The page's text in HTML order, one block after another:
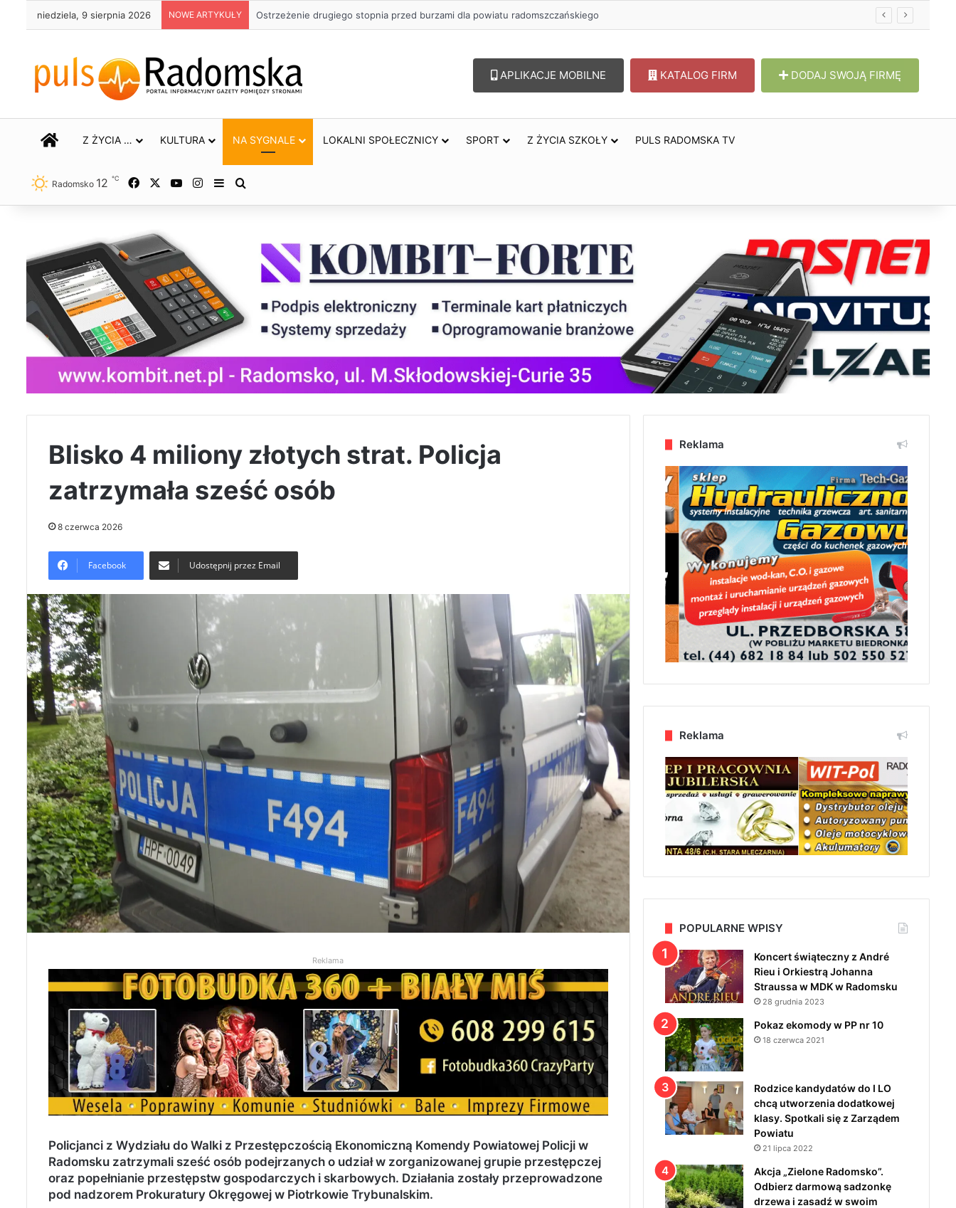
niedziela, 9 sierpnia 2026 NOWE ARTYKUŁY Około 90 tys. zł na szkolenia pracowników. PUP w Radomsku ogłasza nabór wniosków
APLIKACJE MOBILNE KATALOG FIRM DODAJ SWOJĄ FIRMĘ
STRONA GŁÓWNA
Z ŻYCIA … KULTURA NA SYGNALE LOKALNI SPOŁECZNICY SPORT Z ŻYCIA SZKOŁY PULS RADOMSKA TV
Radomsko 12 ℃ Facebook YouTubeInstagram
Sidebar
Blisko 4 miliony złotych strat. Policja
zatrzymała sześć osób
8 czerwca 2026
Facebook Udostępnij przez Email
Reklama
Policjanci z Wydziału do Walki z Przestępczością Ekonomiczną Komendy Powiatowej Policji w
Radomsku zatrzymali sześć osób podejrzanych o udział w zorganizowanej grupie przestępczej
oraz popełnianie przestępstw gospodarczych i skarbowych. Działania zostały przeprowadzone
pod nadzorem Prokuratury Okręgowej w Piotrkowie Trybunalskim.
Reklama
Reklama
POPULARNE WPISY
Koncert świąteczny z André
Rieu i Orkiestrą Johanna
Straussa w MDK w Radomsku
28 grudnia 2023
Pokaz ekomody w PP nr 10
18 czerwca 2021
Rodzice kandydatów do I LO
chcą utworzenia dodatkowej
klasy. Spotkali się z Zarządem
Powiatu
21 lipca 2022
Akcja „Zielone Radomsko”.
Odbierz darmową sadzonkę
drzewa i zasadź w swoim